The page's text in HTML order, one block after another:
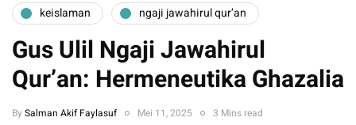
keislaman ngaji jawahirul qur’an
Gus Ulil Ngaji Jawahirul
Qur’an: Hermeneutika Ghazalia
By Salman Akif Faylasuf Mei 11, 2025 3 Mins read